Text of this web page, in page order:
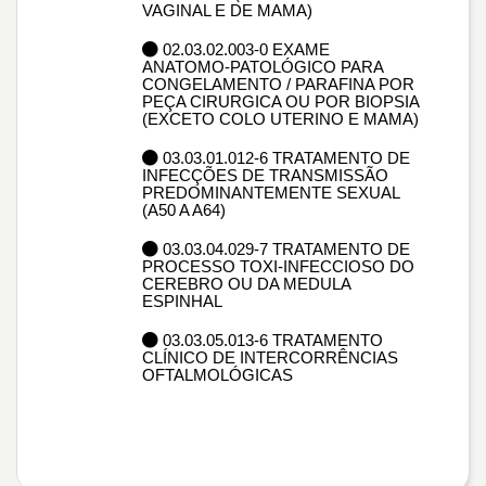
VAGINAL E DE MAMA)
02.03.02.003-0 EXAME
ANATOMO-PATOLÓGICO PARA
CONGELAMENTO / PARAFINA POR
PEÇA CIRURGICA OU POR BIOPSIA
(EXCETO COLO UTERINO E MAMA)
03.03.01.012-6 TRATAMENTO DE
INFECÇÕES DE TRANSMISSÃO
PREDOMINANTEMENTE SEXUAL
(A50 A A64)
03.03.04.029-7 TRATAMENTO DE
PROCESSO TOXI-INFECCIOSO DO
CEREBRO OU DA MEDULA
ESPINHAL
03.03.05.013-6 TRATAMENTO
CLÍNICO DE INTERCORRÊNCIAS
OFTALMOLÓGICAS